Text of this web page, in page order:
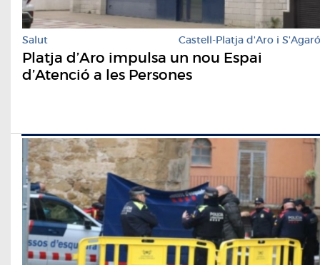
Salut Castell-Platja d'Aro i S'Agaró
Platja d’Aro impulsa un nou Espai
d’Atenció a les Persones